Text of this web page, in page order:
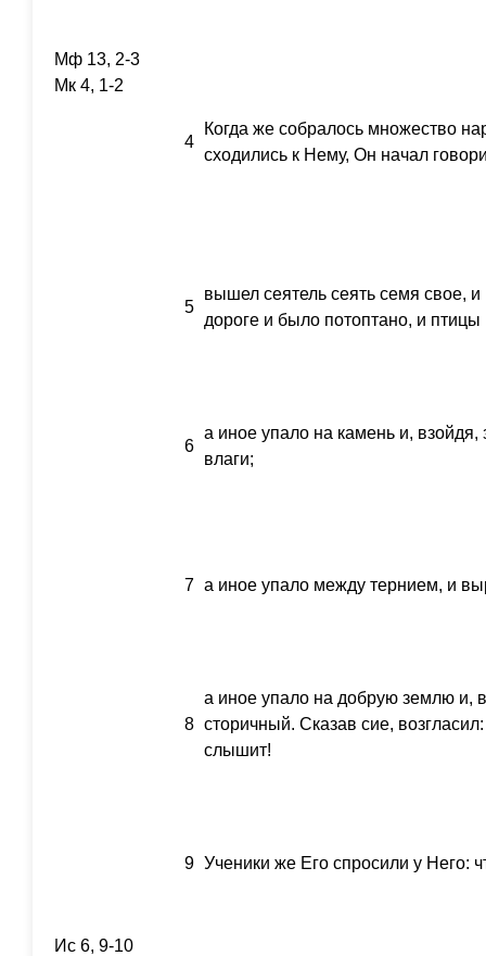
Мф 13, 2-3
Мк 4, 1-2
4
Когда же собралось множество
сходились к Нему, Он начал
5
вышел сеятель сеять семя свое,
дороге и было потоптано, и
6
а иное упало на камень и, взойдя,
влаги;
7 а иное упало между тернием, и
8
а иное упало на добрую землю и,
сторичный. Сказав сие,
слышит!
9 Ученики же Его спросили у Него:
Ис 6, 9-10